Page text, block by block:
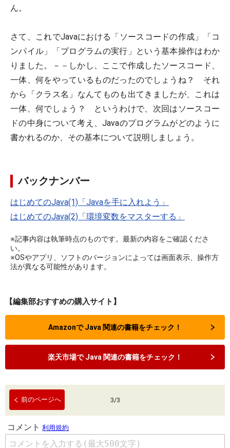
ん。
さて、これでJavaにおける「ソースコードの作成」「コ
ンパイル」「プログラムの実行」という基本操作はわか
りました。－－しかし、ここで作成したソースコード、
一体、何をやっているものだったのでしょうね？ それ
から「クラス名」なんてものも出てきましたが、これは
一体、何でしょう？ というわけで、次回はソースコー
ドの中身について考え、Javaのプログラムがどのように
書かれるのか、その基本について説明しましょう。
バックナンバー
はじめてのJava(1)「Javaを手に入れよう」
はじめてのJava(2)「環境変数をマスターする」
※記事内容は執筆時点のものです。最新の内容をご確認くださ
い。
※OSやアプリ、ソフトのバージョンによっては画面表示、操作方
法が異なる可能性があります。
【編集部おすすめの購入サイト】
Amazonで Java 関連の書籍をチェック！
楽天市場で Java 関連の書籍をチェック！
前のページへ 3/3